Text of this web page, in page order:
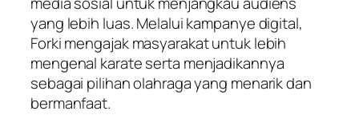
yang lebih luas. Melalui kampanye digital,
Forki mengajak masyarakat untuk lebih
mengenal karate serta menjadikannya
sebagai pilihan olahraga yang menarik dan
bermanfaat.